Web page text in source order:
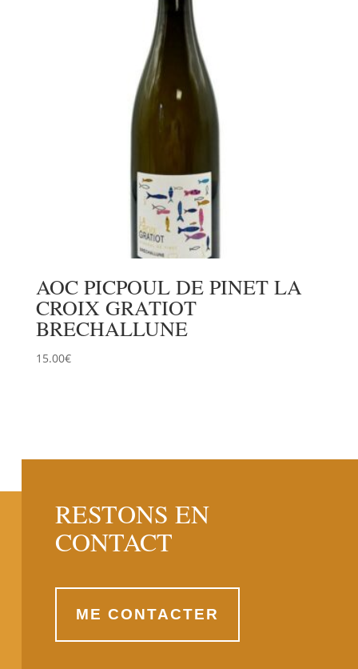
AOC PICPOUL DE PINET LA
CROIX GRATIOT
BRECHALLUNE
15.00€
RESTONS EN
CONTACT
ME CONTACTER